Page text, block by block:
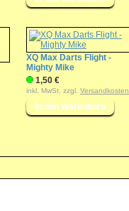
XQ Max Darts Flight -
Mighty Mike
1,50 €
inkl. MwSt, zzgl. Versandkosten